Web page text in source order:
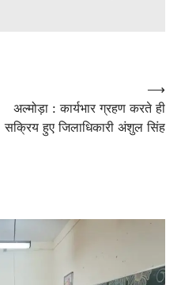
अल्मोड़ा : कार्यभार ग्रहण करते ही
सक्रिय हुए जिलाधिकारी अंशुल सिंह
⟶